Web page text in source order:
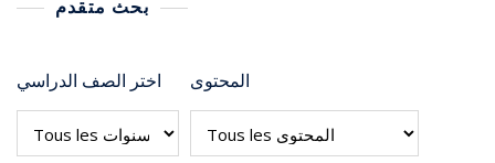
بحث متقدم
اختر الصف الدراسي المحتوى